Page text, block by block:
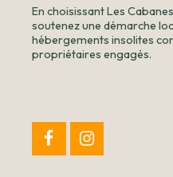
En choisissant Les
soutenez une démarche
hébergements insolites
propriétaires engagés.